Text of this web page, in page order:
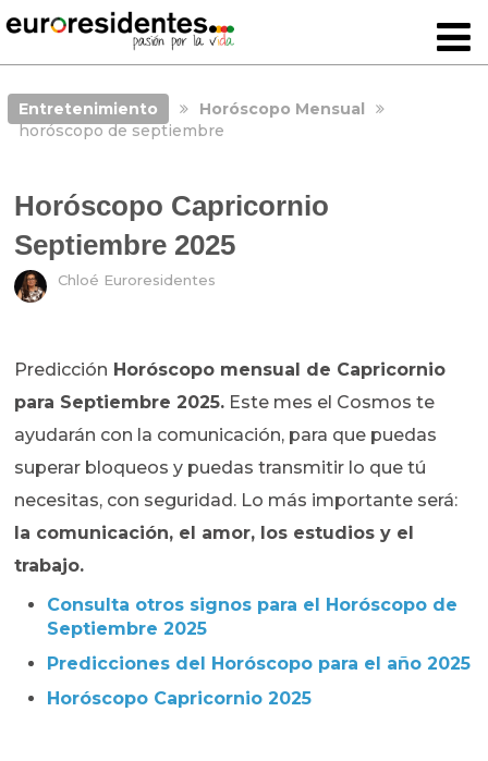
Entretenimiento
Horóscopo Mensual
horóscopo de septiembre
Horóscopo Capricornio
Septiembre 2025
Chloé Euroresidentes
Predicción Horóscopo mensual de Capricornio
para Septiembre 2025. Este mes el Cosmos te
ayudarán con la comunicación, para que puedas
superar bloqueos y puedas transmitir lo que tú
necesitas, con seguridad. Lo más importante será:
la comunicación, el amor, los estudios y el
trabajo.
Consulta otros signos para el Horóscopo de
Septiembre 2025
Predicciones del Horóscopo para el año 2025
Horóscopo Capricornio 2025